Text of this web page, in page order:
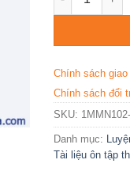
Chính sách giao
Chính sách đổi
SKU:
Danh mục:
Tài liệu ôn tập